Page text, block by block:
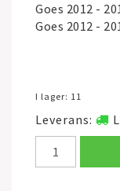
Goes 2012 -
Goes 2012 -
I lager: 11
Leverans: